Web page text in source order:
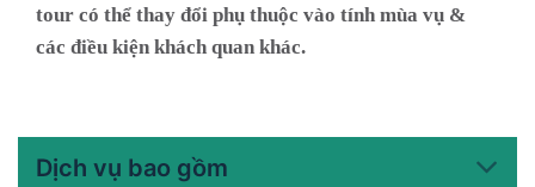
tour có thể thay đổi phụ thuộc vào tính mùa vụ &
các điều kiện khách quan khác.
Dịch vụ bao gồm